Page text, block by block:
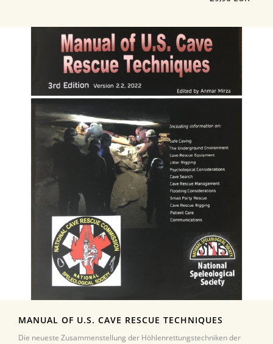
MANUAL OF U.S. CAVE RESCUE TECHNIQUES
Die neueste Zusammenstellung der Höhlenrettungstechniken der